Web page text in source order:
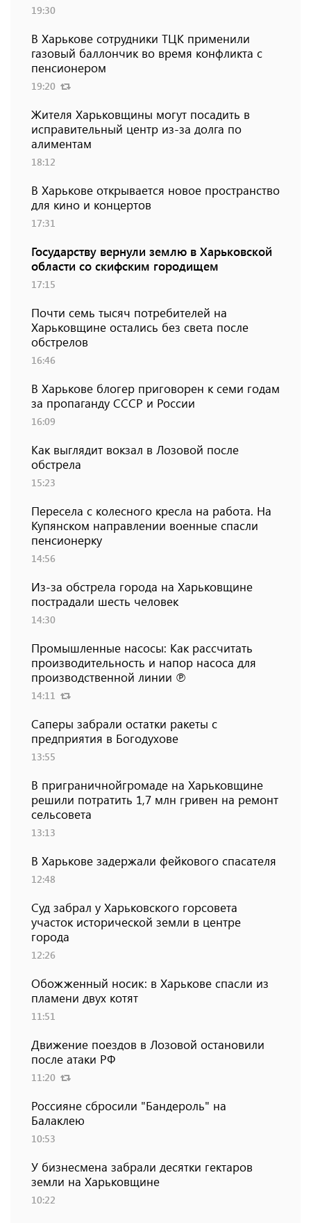
19:30
В Харькове сотрудники ТЦК применили
газовый баллончик во время конфликта с
пенсионером
19:20
Жителя Харьковщины могут посадить в
исправительный центр из-за долга по
алиментам
18:12
В Харькове открывается новое пространство
для кино и концертов
17:31
Государству вернули землю в Харьковской
области со скифским городищем
17:15
Почти семь тысяч потребителей на
Харьковщине остались без света после
обстрелов
16:46
В Харькове блогер приговорен к семи годам
за пропаганду СССР и России
16:09
Как выглядит вокзал в Лозовой после
обстрела
15:23
Пересела с колесного кресла на работа. На
Купянском направлении военные спасли
пенсионерку
14:56
Из-за обстрела города на Харьковщине
пострадали шесть человек
14:30
Промышленные насосы: Как рассчитать
производительность и напор насоса для
производственной линии ℗
14:11
Саперы забрали остатки ракеты с
предприятия в Богодухове
13:55
В приграничнойгромаде на Харьковщине
решили потратить 1,7 млн ​​гривен на ремонт
сельсовета
13:13
В Харькове задержали фейкового спасателя
12:48
Суд забрал у Харьковского горсовета
участок исторической земли в центре
города
12:26
Обожженный носик: в Харькове спасли из
пламени двух котят
11:51
Движение поездов в Лозовой остановили
после атаки РФ
11:20
Россияне сбросили "Бандероль" на
Балаклею
10:53
У бизнесмена забрали десятки гектаров
земли на Харьковщине
10:22